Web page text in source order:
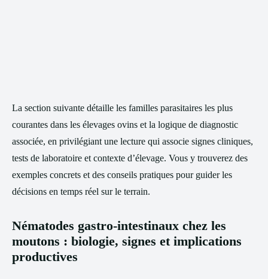
La section suivante détaille les familles parasitaires les plus
courantes dans les élevages ovins et la logique de diagnostic
associée, en privilégiant une lecture qui associe signes cliniques,
tests de laboratoire et contexte d’élevage. Vous y trouverez des
exemples concrets et des conseils pratiques pour guider les
décisions en temps réel sur le terrain.
Nématodes gastro-intestinaux chez les
moutons : biologie, signes et implications
productives